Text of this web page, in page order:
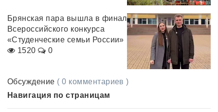
Брянская пара вышла в финал
Всероссийского конкурса
«Студенческие семьи России»
1520
0
Обсуждение ( 0 комментариев )
Навигация по страницам